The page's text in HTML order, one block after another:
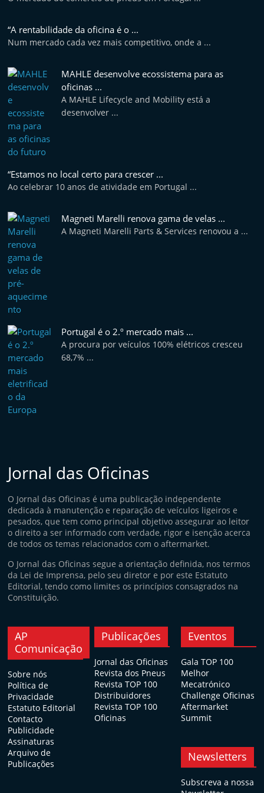
“A rentabilidade da oficina é o ...
Num mercado cada vez mais competitivo, onde a ...
MAHLE desenvolve ecossistema para as
oficinas ...
A MAHLE Lifecycle and Mobility está a
desenvolver ...
“Estamos no local certo para crescer ...
Ao celebrar 10 anos de atividade em Portugal ...
Magneti Marelli renova gama de velas ...
A Magneti Marelli Parts & Services renovou a ...
Portugal é o 2.º mercado mais ...
A procura por veículos 100% elétricos cresceu
68,7% ...
Jornal das Oficinas
O Jornal das Oficinas é uma publicação independente
dedicada à manutenção e reparação de veículos ligeiros e
pesados, que tem como principal objetivo assegurar ao leitor
o direito a ser informado com verdade, rigor e isenção acerca
de todos os temas relacionados com o aftermarket.
O Jornal das Oficinas segue a orientação definida, nos termos
da Lei de Imprensa, pelo seu diretor e por este Estatuto
Editorial, tendo como limites os princípios consagrados na
Constituição.
AP
Comunicação
Sobre nós
Política de
Privacidade
Estatuto Editorial
Contacto
Publicidade
Assinaturas
Arquivo de
Publicações
Publicações
Jornal das Oficinas
Revista dos Pneus
Revista TOP 100
Distribuidores
Revista TOP 100
Oficinas
Eventos
Gala TOP 100
Melhor
Mecatrónico
Challenge Oficinas
Aftermarket
Summit
Newsletters
Subscreva a nossa